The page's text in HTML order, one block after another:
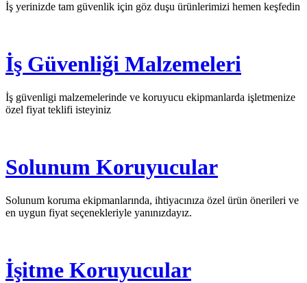
İş yerinizde tam güvenlik için göz duşu ürünlerimizi hemen keşfedin
İş Güvenliği Malzemeleri
İş güvenligi malzemelerinde ve koruyucu ekipmanlarda işletmenize
özel fiyat teklifi isteyiniz
Solunum Koruyucular
Solunum koruma ekipmanlarında, ihtiyacınıza özel ürün önerileri ve
en uygun fiyat seçenekleriyle yanınızdayız.
İşitme Koruyucular